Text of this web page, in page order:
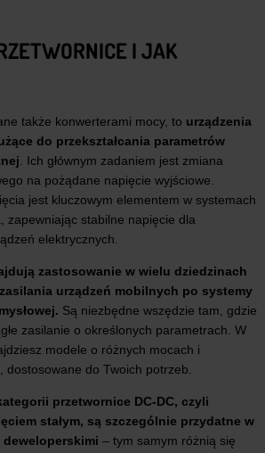
I JAK
także konwerterami mocy, to urządzenia
do przekształcania parametrów
. Ich głównym zadaniem jest zmiana
na pożądane napięcie wyjściowe.
jest kluczowym elementem w systemach
zapewniając stabilne napięcie dla
elektrycznych.
zastosowanie w wielu dziedzinach
urządzeń mobilnych po systemy
Są niezbędne wszędzie tam, gdzie
zasilanie o określonych parametrach. W
modele o różnych mocach i
dostosowane do Twoich potrzeb.
przetwornice DC-DC, czyli
stałym, są szczególnie przydatne w
deweloperskimi – tym samym różnią się